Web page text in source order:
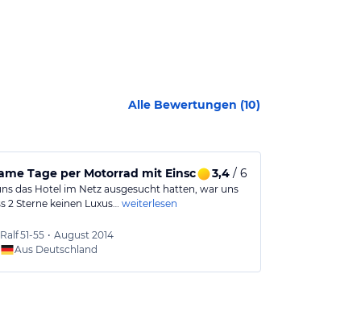
Alle Bewertungen (10)
Tage per Motorrad mit Einschränkungen
3,4/ 6
das Hotel im Netz ausgesucht hatten, war uns
2 Sterne keinen Luxus… weiterlesen
Ralf51-55 • August 2014
Aus Deutschland